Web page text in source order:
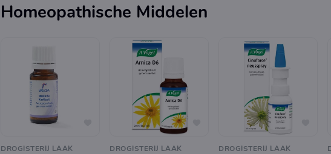
Homeopathische Middelen
DROGISTERIJ LAAK DROGISTERIJ LAAK DROGISTERIJ LAAK